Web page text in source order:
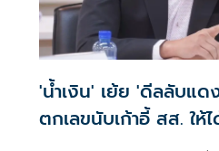
'น้ำเงิน' เย้ย 'ดีลลับแดง
ตกเลขนับเก้าอี้ สส. ให้